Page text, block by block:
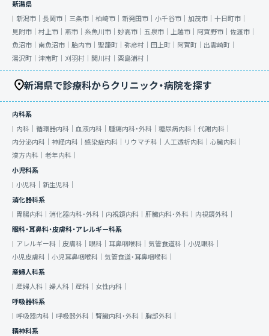
新潟県
新潟市｜ 長岡市｜ 三条市｜ 柏崎市｜ 新発田市｜ 小千谷市｜ 加茂市｜ 十日町市｜
見附市｜ 村上市｜ 燕市｜ 糸魚川市｜ 妙高市｜ 五泉市｜ 上越市｜ 阿賀野市｜ 佐渡市｜
魚沼市｜ 南魚沼市｜ 胎内市｜ 聖籠町｜ 弥彦村｜ 田上町｜ 阿賀町｜ 出雲崎町｜
湯沢町｜ 津南町｜ 刈羽村｜ 関川村｜ 粟島浦村｜
新潟県で診療科からクリニック・病院を探す
内科系
内科｜ 循環器内科｜ 血液内科｜ 腫瘍内科・外科｜ 糖尿病内科｜ 代謝内科｜
内分泌内科｜ 神経内科｜ 感染症内科｜ リウマチ科｜ 人工透析内科｜ 心臓内科｜
漢方内科｜ 老年内科｜
小児科系
小児科｜ 新生児科｜
消化器科系
胃腸内科｜ 消化器内科・外科｜ 内視鏡内科｜ 肝臓内科・外科｜ 内視鏡外科｜
眼科・耳鼻科・皮膚科・アレルギー科系
アレルギー科｜ 皮膚科｜ 眼科｜ 耳鼻咽喉科｜ 気管食道科｜ 小児眼科｜
小児皮膚科｜ 小児耳鼻咽喉科｜ 気管食道・耳鼻咽喉科｜
産婦人科系
産婦人科｜ 婦人科｜ 産科｜ 女性内科｜
呼吸器科系
呼吸器内科｜ 呼吸器外科｜ 腎臓内科・外科｜ 胸部外科｜
精神科系